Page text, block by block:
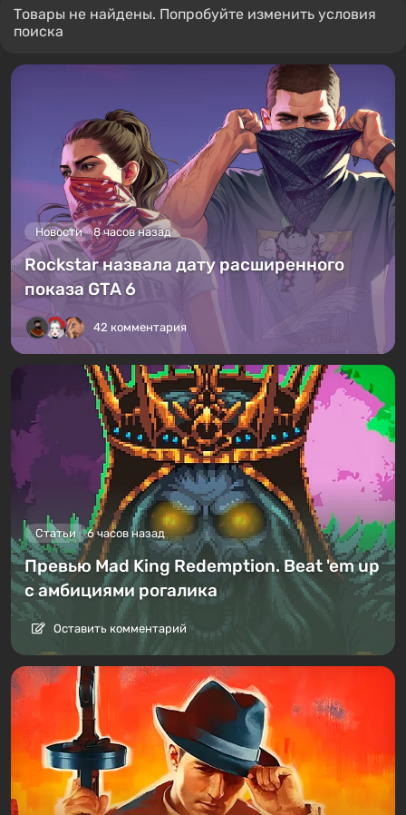
Товары не найдены. Попробуйте изменить условия
поиска
Новости 8 часов назад
Rockstar назвала дату расширенного
показа GTA 6
42 комментария
Статьи 6 часов назад
Превью Mad King Redemption. Beat 'em up
с амбициями рогалика
Оставить комментарий